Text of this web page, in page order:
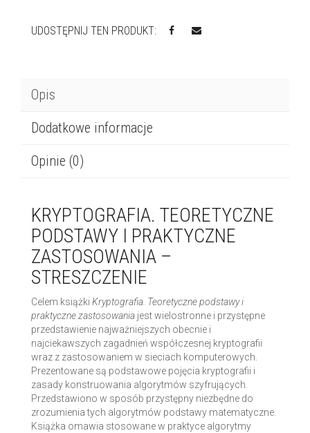
UDOSTĘPNIJ TEN PRODUKT:
Opis
Dodatkowe informacje
Opinie (0)
KRYPTOGRAFIA. TEORETYCZNE
PODSTAWY I PRAKTYCZNE
ZASTOSOWANIA –
STRESZCZENIE
Celem książki Kryptografia. Teoretyczne podstawy i
praktyczne zastosowaniajest wielostronne i przystępne
przedstawienie najważniejszych obecnie i
najciekawszych zagadnień współczesnej kryptografii
wraz z zastosowaniem w sieciach komputerowych.
Prezentowane są podstawowe pojęcia kryptografii i
zasady konstruowania algorytmów szyfrujących.
Przedstawiono w sposób przystępny niezbędne do
zrozumienia tych algorytmów podstawy matematyczne.
Książka omawia stosowane w praktyce algorytmy